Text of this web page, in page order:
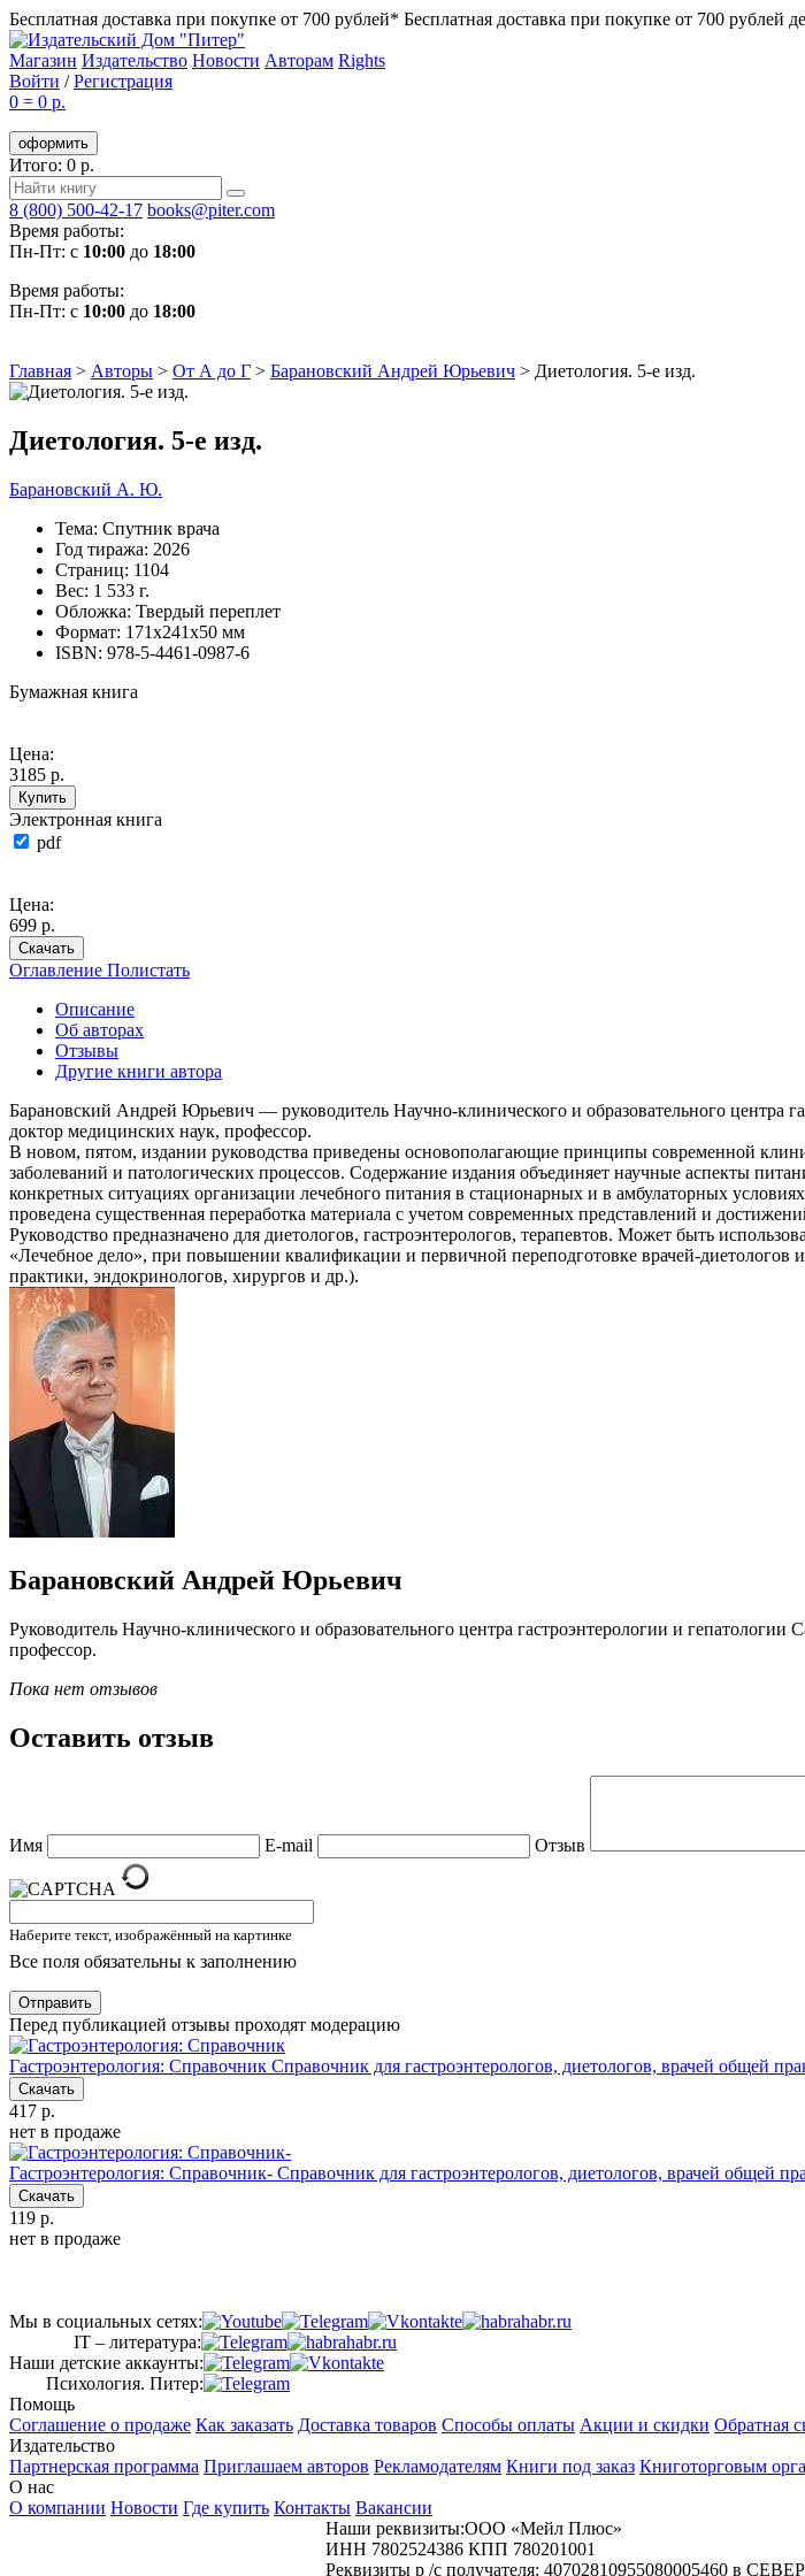
Бесплатная доставка при покупке от 700 рублей* Бесплатная доставка при покупке от 700
Магазин Издательство Новости Авторам Rights
Войти /Регистрация
0 = 0 р.
оформить
Итого: 0 р.
8 (800) 500-42-17 books@piter.com
Время работы:
Пн-Пт: с 10:00 до 18:00
Время работы:
Пн-Пт: с 10:00 до 18:00
Главная > Авторы > От А до Г > Барановский Андрей Юрьевич > Диетология. 5-е изд.
Диетология. 5-е изд.
Барановский А. Ю.
Тема: Спутник врача
Год тиража: 2026
Страниц: 1104
Вес: 1 533 г.
Обложка: Твердый переплет
Формат: 171х241х50 мм
ISBN: 978-5-4461-0987-6
Бумажная книга
Цена:
3185 р.
Купить
Электронная книга
pdf
Цена:
699 р.
Скачать
Оглавление Полистать
Описание
Об авторах
Отзывы
Другие книги автора
Барановский Андрей Юрьевич — руководитель Научно-клинического и образовательного центра
доктор медицинских наук, профессор.
В новом, пятом, издании руководства приведены основополагающие принципы современной
заболеваний и патологических процессов. Содержание издания объединяет научные аспекты
конкретных ситуациях организации лечебного питания в стационарных и в амбулаторных
проведена существенная переработка материала с учетом современных представлений и
Руководство предназначено для диетологов, гастроэнтерологов, терапевтов. Может быть
«Лечебное дело», при повышении квалификации и первичной переподготовке врачей-диетологов
практики, эндокринологов, хирургов и др.).
Барановский Андрей Юрьевич
Руководитель Научно-клинического и образовательного центра гастроэнтерологии и
профессор.
Пока нет отзывов
Оставить отзыв
Имя E-mail Отзыв
Наберите текст, изображённый на картинке
Все поля обязательны к заполнению
Отправить
Перед публикацией отзывы проходят модерацию
Гастроэнтерология: Справочник Справочник для гастроэнтерологов, диетологов, врачей общей
Скачать
417 р.
нет в продаже
Гастроэнтерология: Справочник- Справочник для гастроэнтерологов, диетологов, врачей общей
Скачать
119 р.
нет в продаже
Мы в социальных сетях:
IT – литература:
Наши детские аккаунты:
Психология. Питер:
Помощь
Соглашение о продаже Как заказать Доставка товаров Способы оплаты Акции и скидки Обратная
Издательство
Партнерская программа Приглашаем авторов Рекламодателям Книги под заказ Книготорговым
О нас
О компании Новости Где купить Контакты Вакансии
Наши реквизиты:ООО «Мейл Плюс»
ИНН 7802524386 КПП 780201001
Реквизиты р /с получателя: 40702810955080005460 в